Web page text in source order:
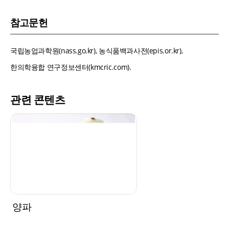
참고문헌
국립농업과학원(nass.go.kr), 농식품백과사전(epis.or.kr),
한의학융합 연구정보센터(kmcric.com).
관련 콘텐츠
양파